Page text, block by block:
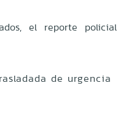
el reporte policial
de urgencia